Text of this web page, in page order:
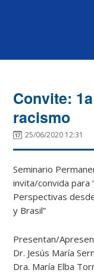
Convite:
racismo
25/06/2020 12:31
Seminario
invita/convida para
Perspectivas
y Brasil”
Presentan/
Dr. Jesús María
Dra. María Elba